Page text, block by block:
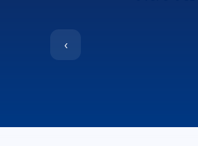
‹
0 websites